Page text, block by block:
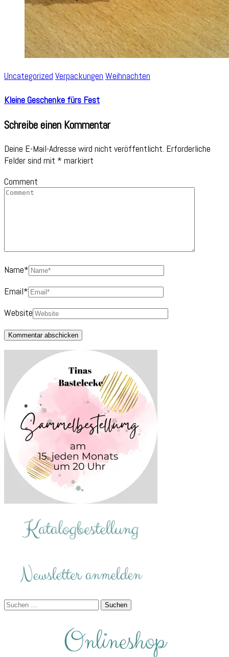
Uncategorized Verpackungen Weihnachten
Kleine Geschenke fürs Fest
Schreibe einen Kommentar
Deine E-Mail-Adresse wird nicht veröffentlicht. Erforderliche
Felder sind mit * markiert
Comment
Name*
Email*
Website
Suchen